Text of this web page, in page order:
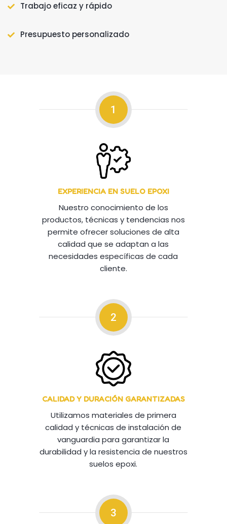
Trabajo eficaz y rápido
Presupuesto personalizado
1
EXPERIENCIA EN SUELO EPOXI
Nuestro conocimiento de los
productos, técnicas y tendencias nos
permite ofrecer soluciones de alta
calidad que se adaptan a las
necesidades específicas de cada
cliente.
2
CALIDAD Y DURACIÓN GARANTIZADAS
Utilizamos materiales de primera
calidad y técnicas de instalación de
vanguardia para garantizar la
durabilidad y la resistencia de nuestros
suelos epoxi.
3